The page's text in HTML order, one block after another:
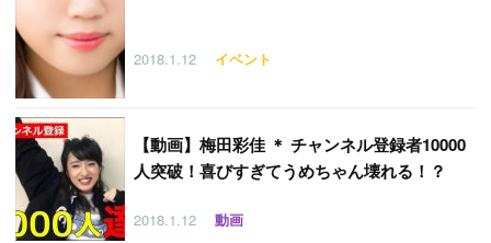
2018.1.12 イベント
【動画】梅田彩佳 ＊ チャンネル登録者10000
人突破！喜びすぎてうめちゃん壊れる！？
2018.1.12 動画